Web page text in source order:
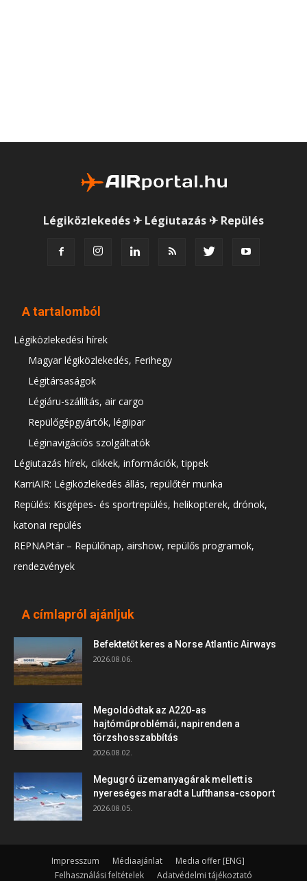
Légiközlekedés ✈ Légiutazás ✈ Repülés
A tartalomból
Légiközlekedési hírek
Magyar légiközlekedés, Ferihegy
Légitársaságok
Légiáru-szállítás, air cargo
Repülőgépgyártók, légiipar
Léginavigációs szolgáltatók
Légiutazás hírek, cikkek, információk, tippek
KarriAIR: Légiközlekedés állás, repülőtér munka
Repülés: Kisgépes- és sportrepülés, helikopterek, drónok,
katonai repülés
REPNAPtár – Repülőnap, airshow, repülős programok,
rendezvények
A címlapról ajánljuk
Befektetőt keres a Norse Atlantic Airways
2026.08.06.
Megoldódtak az A220-as
hajtóműproblémái, napirenden a
törzshosszabbítás
2026.08.02.
Megugró üzemanyagárak mellett is
nyereséges maradt a Lufthansa-csoport
2026.08.05.
Impresszum Médiaajánlat
Media offer [ENG]
Felhasználási feltételek
Adatvédelmi tájékoztató